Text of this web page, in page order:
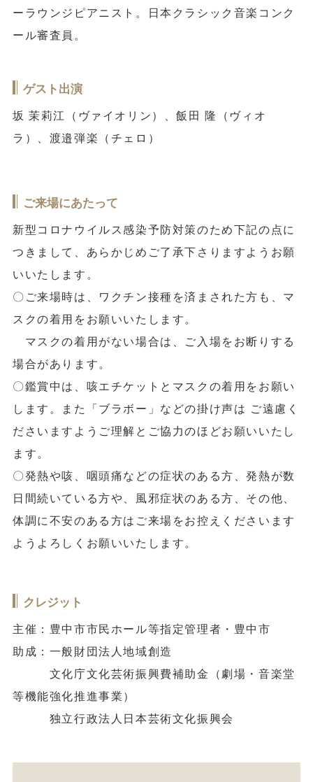
ーラウンジピアニスト。日本クラシック音楽コンク
ール審査員。
ゲスト出演
坂 茉莉江（ヴァイオリン）、飯田 隆（ヴィオ
ラ）、渡邉弾楽（チェロ）
ご来場にあたって
新型コロナウイルス感染予防対策のため下記の点に
つきまして、あらかじめご了承下さりますようお願
いいたします。
〇ご来場時は、ワクチン接種を済まされた方も、マ
スクの着用をお願いいたします。
マスクの着用がない場合は、ご入場をお断りする
場合があります。
〇鑑賞中は、咳エチケットとマスクの着用をお願い
します。また「ブラボー」などの掛け声は ご遠慮く
ださいますようご理解とご協力のほどお願いいたし
ます。
〇発熱や咳、咽頭痛などの症状のある方、発熱が数
日間続いている方や、風邪症状のある方、その他、
体調に不安のある方はご来場をお控えくださいます
ようよろしくお願いいたします。
クレジット
主催：豊中市市民ホール等指定管理者・豊中市
助成：一般財団法人地域創造
文化庁文化芸術振興費補助金（劇場・音楽堂
等機能強化推進事業）
独立行政法人日本芸術文化振興会